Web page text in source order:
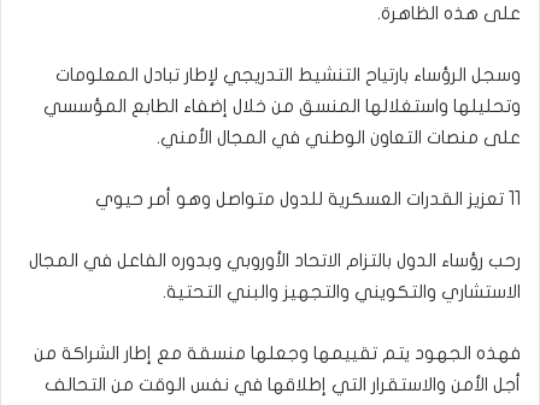
على هذه الظاهرة.
وسجل الرؤساء بارتياح التنشيط التدريجي لإطار تبادل المعلومات
وتحليلها واستغلالها المنسق من خلال إضفاء الطابع المؤسسي
على منصات التعاون الوطني في المجال الأمني.
11 تعزيز القدرات العسكرية للدول متواصل وهو أمر حيوي
رحب رؤساء الدول بالتزام الاتحاد الأوروبي وبدوره الفاعل في المجال
الاستشاري والتكويني والتجهيز والبني التحتية.
فهذه الجهود يتم تقييمها وجعلها منسقة مع إطار الشراكة من
أجل الأمن والاستقرار التي إطلاقها في نفس الوقت من التحالف